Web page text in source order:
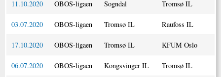
11.10.2020 OBOS-ligaen Sogndal Tromsø IL
03.07.2020 OBOS-ligaen Tromsø IL Raufoss IL
17.10.2020 OBOS-ligaen Tromsø IL KFUM Oslo
06.07.2020 OBOS-ligaen Kongsvinger IL Tromsø IL